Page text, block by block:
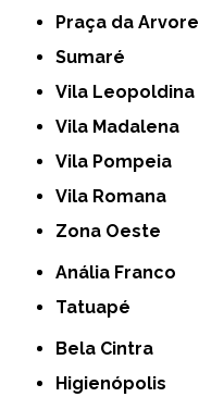
Praça da Arvore
Sumaré
Vila Leopoldina
Vila Madalena
Vila Pompeia
Vila Romana
Zona Oeste
Anália Franco
Tatuapé
Bela Cintra
Higienópolis